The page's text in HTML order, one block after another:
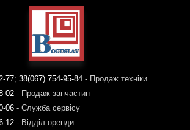
77; 38(067) 754-95-84 - Продаж техніки
02 - Продаж запчастин
06 - Служба сервісу
12 - Відділ оренди